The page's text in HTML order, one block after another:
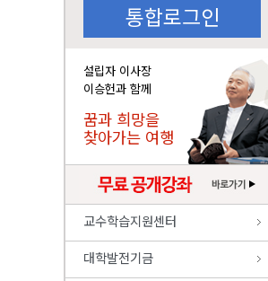
통합로그인
설립자 이사장
이승헌과 함께
꿈과 희망을
찾아가는 여행
교수학습지원센터
대학발전기금